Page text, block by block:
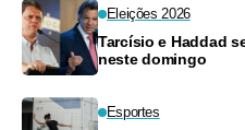
Eleições 2026
Tarcísio e Haddad
neste domingo
Esportes